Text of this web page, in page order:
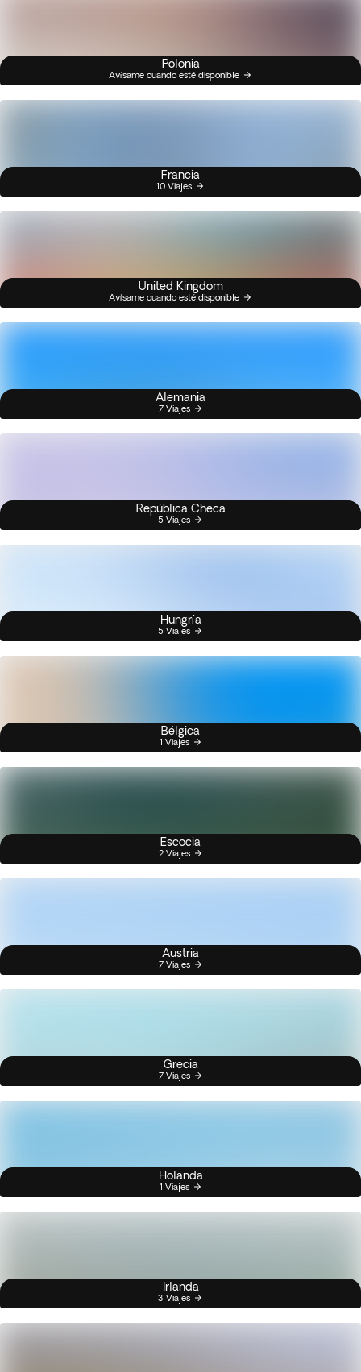
Polonia
Avísame cuando esté disponible
Francia
10 Viajes
United Kingdom
Avísame cuando esté disponible
Alemania
7 Viajes
República Checa
5 Viajes
Hungría
5 Viajes
Bélgica
1 Viajes
Escocia
2 Viajes
Austria
7 Viajes
Grecia
7 Viajes
Holanda
1 Viajes
Irlanda
3 Viajes